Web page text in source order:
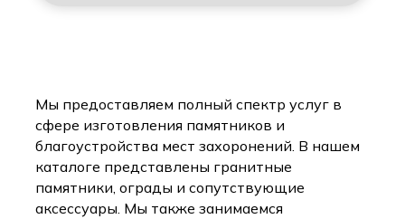
Мы предоставляем полный спектр услуг в
сфере изготовления памятников и
благоустройства мест захоронений. В нашем
каталоге представлены гранитные
памятники, ограды и сопутствующие
аксессуары. Мы также занимаемся